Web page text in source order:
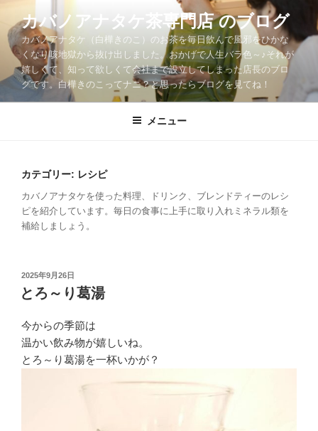
テ
ツ
カバノアナタケ茶専門店 のブログ
カバノアナタケ（白樺きのこ）のお茶を毎日飲んで風邪をひかな
くなり咳地獄から抜け出しました。おかげで人生バラ色～♪それが
嬉しくて、知って欲しくて会社まで設立してしまった店長のブロ
グです。白樺きのこってナニ？と思ったらブログを見てね！
メニュー
カテゴリー: レシピ
カバノアナタケを使った料理、ドリンク、ブレンドティーのレシ
ピを紹介しています。毎日の食事に上手に取り入れミネラル類を
補給しましょう。
投
稿
日:
2025年9月26日
とろ～り葛湯
今からの季節は
温かい飲み物が嬉しいね。
とろ～り葛湯を一杯いかが？